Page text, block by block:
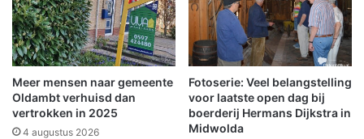
t
e
v
e
n
t
S
c
a
f
e
l
h
u
i
s
Meer mensen naar gemeente
Oldambt verhuisd dan
vertrokken in 2025
4 augustus 2026
Fotoserie: Veel belangstelling
voor laatste open dag bij
boerderij Hermans Dijkstra in
Midwolda